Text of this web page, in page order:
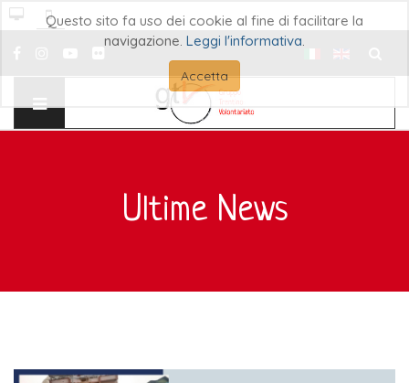
Questo sito fa uso dei cookie al fine di facilitare la
navigazione. Leggi l'informativa.
Accetta
Ultime News